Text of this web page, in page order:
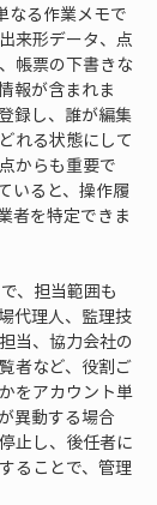
なる作業メモで
来形データ、点
帳票の下書きな
報が含まれま
録し、誰が編集
れる状態にして
からも重要で
いると、操作履
者を特定できま
、担当範囲も
代理人、監理技
当、協力会社の
者など、役割ご
をアカウント単
異動する場合
止し、後任者に
ることで、管理